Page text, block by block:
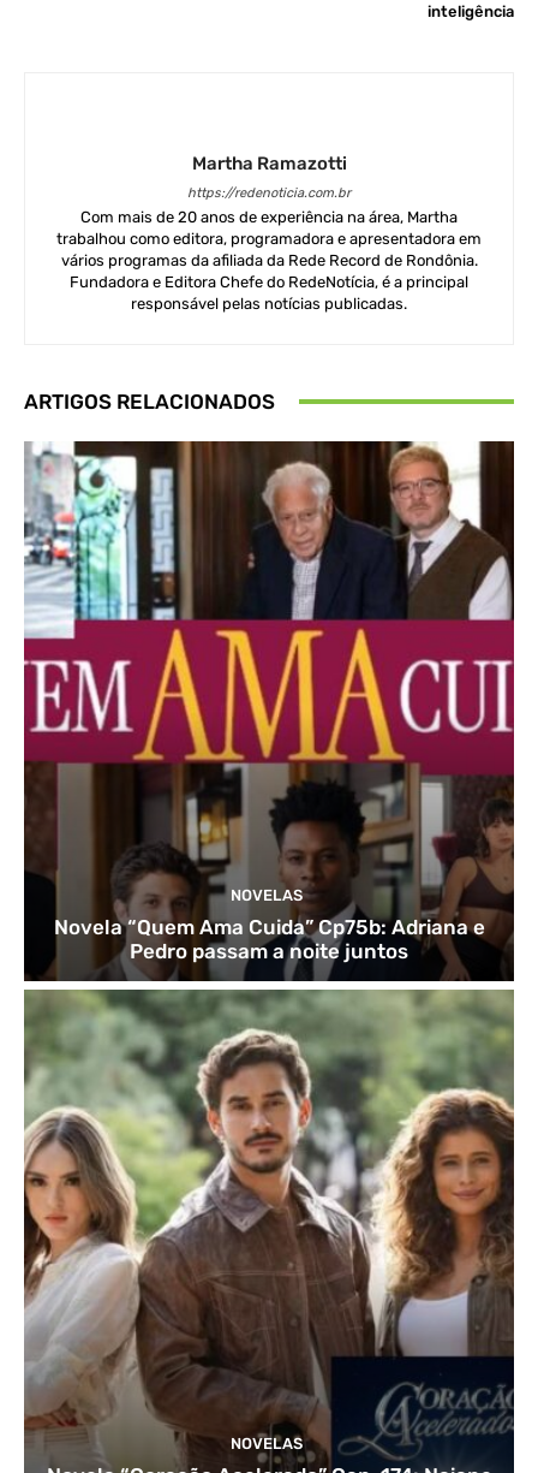
inteligência
Martha Ramazotti
https://redenoticia.com.br
Com mais de 20 anos de experiência na área, Martha
trabalhou como editora, programadora e apresentadora em
vários programas da afiliada da Rede Record de Rondônia.
Fundadora e Editora Chefe do RedeNotícia, é a principal
responsável pelas notícias publicadas.
ARTIGOS RELACIONADOS
NOVELAS
Novela “Quem Ama Cuida” Cp75b: Adriana e
Pedro passam a noite juntos
NOVELAS